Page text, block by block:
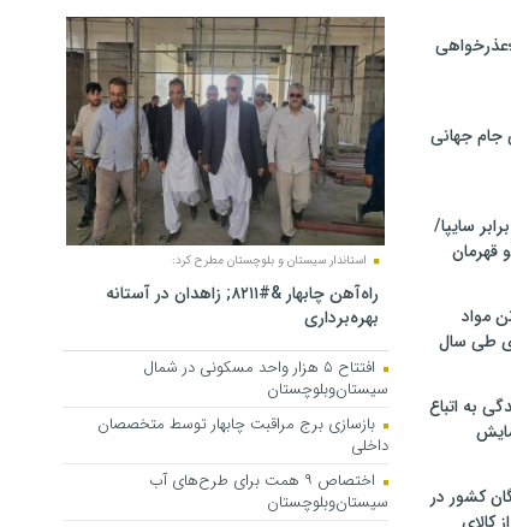
جام جهانی
سایپا/
قهرمان
و توقیف ۷.۵ تن مواد
طی سال
به اتباع
کشور در
استاندار سیستان و بلوچستان مطرح کرد:
راه‌آهن چابهار &#۸۲۱۱; زاهدان در آستانه
بهره‌برداری
افتتاح ۵ هزار واحد مسکونی در شمال
سیستان‌وبلوچستان
بازسازی برج مراقبت چابهار توسط متخصصان
داخلی
اختصاص ۹ همت برای طرح‌های آب
سیستان‌وبلوچستان